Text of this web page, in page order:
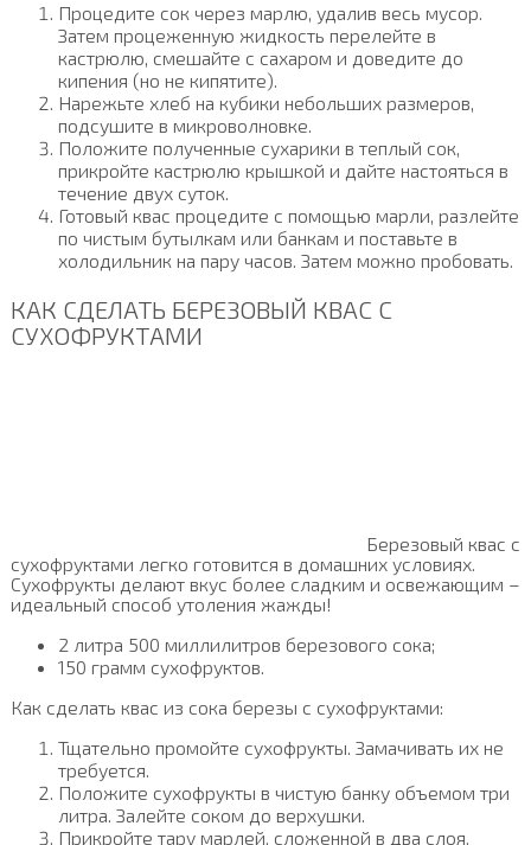
Процедите сок через марлю, удалив весь мусор.
Затем процеженную жидкость перелейте в
кастрюлю, смешайте с сахаром и доведите до
кипения (но не кипятите).
Нарежьте хлеб на кубики небольших размеров,
подсушите в микроволновке.
Положите полученные сухарики в теплый сок,
прикройте кастрюлю крышкой и дайте настояться в
течение двух суток.
Готовый квас процедите с помощью марли, разлейте
по чистым бутылкам или банкам и поставьте в
холодильник на пару часов. Затем можно пробовать.
КАК СДЕЛАТЬ БЕРЕЗОВЫЙ КВАС С
СУХОФРУКТАМИ
Березовый квас с
сухофруктами легко готовится в домашних условиях.
Сухофрукты делают вкус более сладким и освежающим –
идеальный способ утоления жажды!
2 литра 500 миллилитров березового сока;
150 грамм сухофруктов.
Как сделать квас из сока березы с сухофруктами:
Тщательно промойте сухофрукты. Замачивать их не
требуется.
Положите сухофрукты в чистую банку объемом три
литра. Залейте соком до верхушки.
Прикройте тару марлей, сложенной в два слоя.